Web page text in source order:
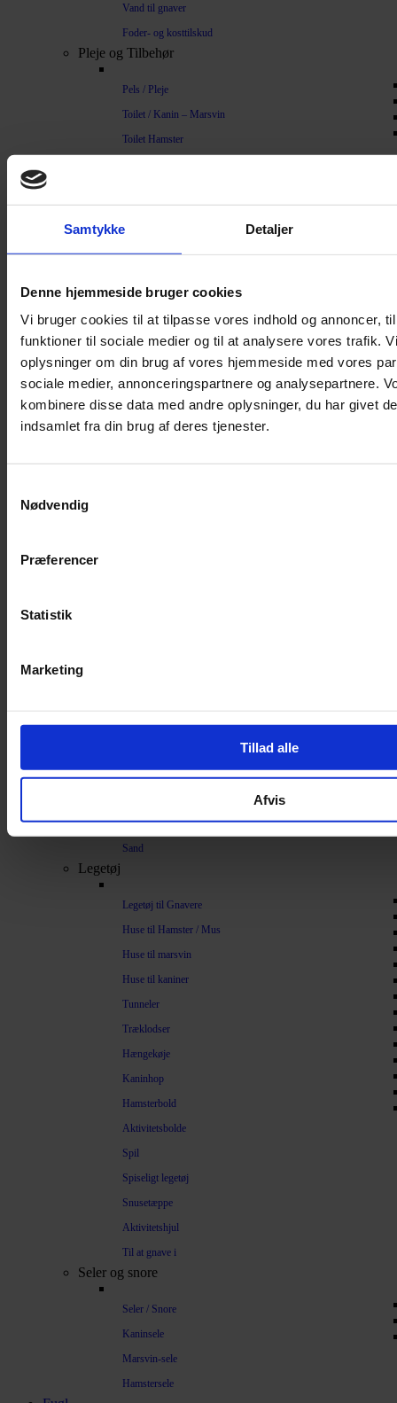
Samtykke Detaljer
Denne hjemmeside bruger cookies
Vi bruger cookies til at tilpasse vores indhold og annoncer,
funktioner til sociale medier og til at analysere vores trafik.
oplysninger om din brug af vores hjemmeside med vores
sociale medier, annonceringspartnere og analysepartnere.
kombinere disse data med andre oplysninger, du har givet
indsamlet fra din brug af deres tjenester.
Nødvendig
Præferencer
Statistik
Marketing
Tillad alle
Afvis
Vand til gnaver
Foder- og kosttilskud
Pleje og Tilbehør
Pels / Pleje
Toilet / Kanin – Marsvin
Toilet Hamster
Bure
Kaninbur
Rottebur
Marsvinebur
Løbegård
Overdækning løbegård
Indretning til bure
Bark
Spelt
Vat
Sand
Legetøj
Legetøj til Gnavere
Huse til Hamster / Mus
Huse til marsvin
Huse til kaniner
Tunneler
Træklodser
Hængekøje
Kaninhop
Hamsterbold
Aktivitetsbolde
Spil
Spiseligt legetøj
Snusetæppe
Aktivitetshjul
Til at gnave i
Seler og snore
Seler / Snore
Kaninsele
Marsvin-sele
Hamstersele